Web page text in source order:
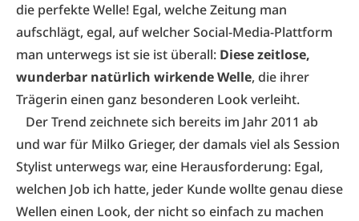
die perfekte Welle! Egal, welche Zeitung man
aufschlägt, egal, auf welcher Social-Media-Plattform
man unterwegs ist sie ist überall: Diese zeitlose,
wunderbar natürlich wirkende Welle, die ihrer
Trägerin einen ganz besonderen Look verleiht.
Der Trend zeichnete sich bereits im Jahr 2011 ab
und war für Milko Grieger, der damals viel als Session
Stylist unterwegs war, eine Herausforderung: Egal,
welchen Job ich hatte, jeder Kunde wollte genau diese
Wellen einen Look, der nicht so einfach zu machen